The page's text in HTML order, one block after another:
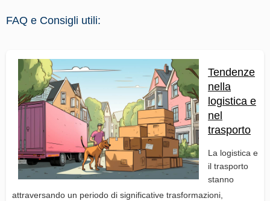
FAQ e Consigli utili:
Tendenze
nella
logistica e
nel
trasporto
La logistica e
il trasporto
stanno
attraversando un periodo di significative trasformazioni,